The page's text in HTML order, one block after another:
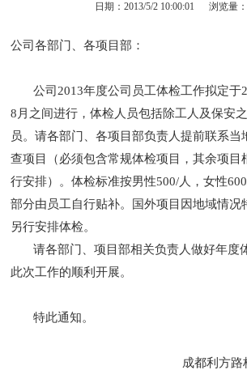
日期：2013/5/2 10:00:01 浏览量：
公司各部门、各项目部：
公司2013年度公司员工体检工作拟定于
8月之间进行，体检人员包括除工人及保安
员。请各部门、各项目部负责人提前联系当
查项目（必须包含常规体检项目，其余项目
行安排）。体检标准按男性500/人，女性
部分由员工自行贴补。国外项目因地域情况
另行安排体检。
请各部门、项目部相关负责人做好年度
此次工作的顺利开展。
特此通知。
成都利方路